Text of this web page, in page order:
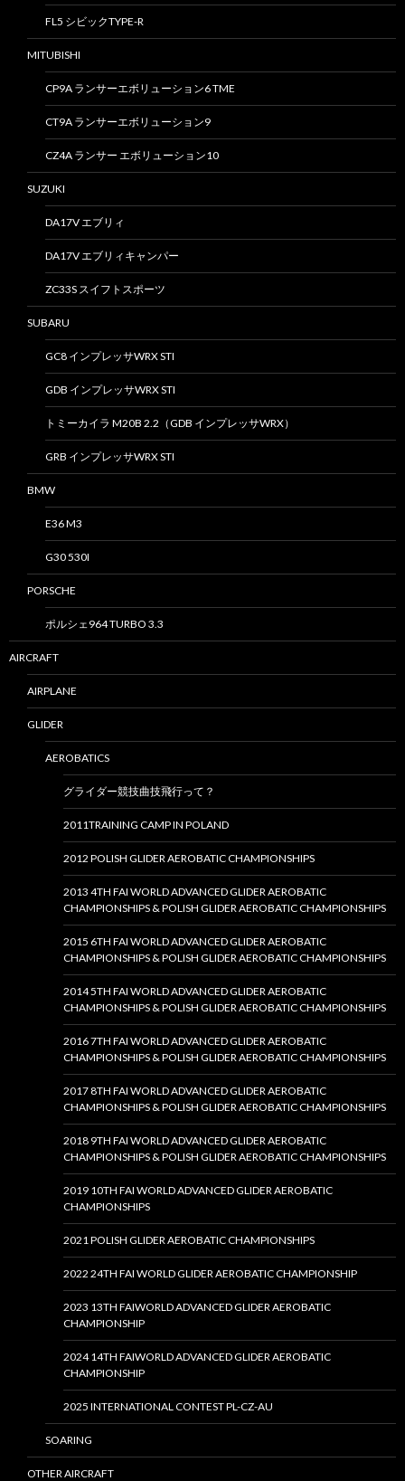
FL5 シビックTYPE-R
MITUBISHI
CP9A ランサーエボリューション6 TME
CT9A ランサーエボリューション9
CZ4A ランサー エボリューション10
SUZUKI
DA17V エブリィ
DA17V エブリィキャンパー
ZC33S スイフトスポーツ
SUBARU
GC8 インプレッサWRX STI
GDB インプレッサWRX STI
トミーカイラ M20B 2.2（GDB インプレッサWRX）
GRB インプレッサWRX STI
BMW
E36 M3
G30 530I
PORSCHE
ポルシェ964 TURBO 3.3
AIRCRAFT
AIRPLANE
GLIDER
AEROBATICS
グライダー競技曲技飛行って？
2011TRAINING CAMP IN POLAND
2012 POLISH GLIDER AEROBATIC CHAMPIONSHIPS
2013 4TH FAI WORLD ADVANCED GLIDER AEROBATIC
CHAMPIONSHIPS & POLISH GLIDER AEROBATIC CHAMPIONSHIPS
2015 6TH FAI WORLD ADVANCED GLIDER AEROBATIC
CHAMPIONSHIPS & POLISH GLIDER AEROBATIC CHAMPIONSHIPS
2014 5TH FAI WORLD ADVANCED GLIDER AEROBATIC
CHAMPIONSHIPS & POLISH GLIDER AEROBATIC CHAMPIONSHIPS
2016 7TH FAI WORLD ADVANCED GLIDER AEROBATIC
CHAMPIONSHIPS & POLISH GLIDER AEROBATIC CHAMPIONSHIPS
2017 8TH FAI WORLD ADVANCED GLIDER AEROBATIC
CHAMPIONSHIPS & POLISH GLIDER AEROBATIC CHAMPIONSHIPS
2018 9TH FAI WORLD ADVANCED GLIDER AEROBATIC
CHAMPIONSHIPS & POLISH GLIDER AEROBATIC CHAMPIONSHIPS
2019 10TH FAI WORLD ADVANCED GLIDER AEROBATIC
CHAMPIONSHIPS
2021 POLISH GLIDER AEROBATIC CHAMPIONSHIPS
2022 24TH FAI WORLD GLIDER AEROBATIC CHAMPIONSHIP
2023 13TH FAIWORLD ADVANCED GLIDER AEROBATIC
CHAMPIONSHIP
2024 14TH FAIWORLD ADVANCED GLIDER AEROBATIC
CHAMPIONSHIP
2025 INTERNATIONAL CONTEST PL-CZ-AU
SOARING
OTHER AIRCRAFT